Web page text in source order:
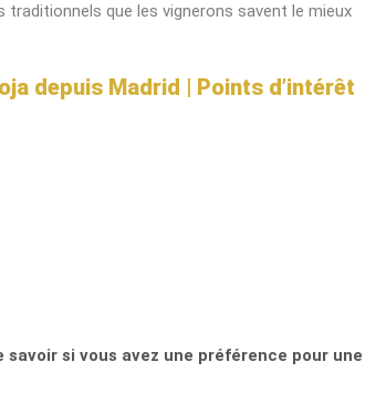
que les vignerons savent le mieux
depuis Madrid | Points d’intérêt
si vous avez une préférence pour une